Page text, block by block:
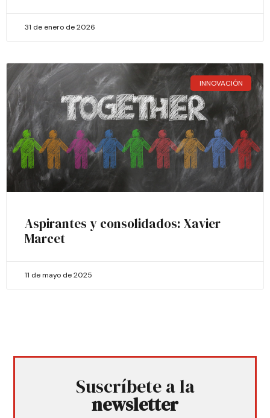
31 de enero de 2026
INNOVACIÓN
Aspirantes y consolidados: Xavier
Marcet
11 de mayo de 2025
Suscríbete a la
newsletter